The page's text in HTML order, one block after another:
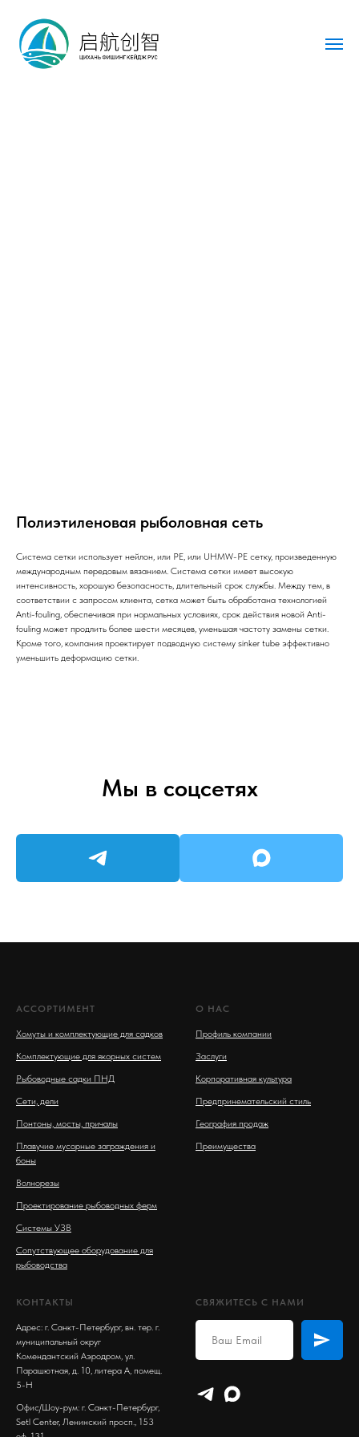
Полиэтиленовая рыболовная сеть
Система сетки использует нейлон, или PE, или UHMW-PE сетку, произведенную
международным передовым вязанием. Система сетки имеет высокую
интенсивность, хорошую безопасность, длительный срок службы. Между тем, в
соответствии с запросом клиента, сетка может быть обработана технологией
Anti-fouling, обеспечивая при нормальных условиях, срок действия новой Anti-
fouling может продлить более шести месяцев, уменьшая частоту замены сетки.
Кроме того, компания проектирует подводную систему sinker tube эффективно
уменьшить деформацию сетки.
Мы в соцсетях
АССОРТИМЕНТ
Хомуты и комплектующие для садков
Комплектующие для якорных систем
Рыбоводные садки ПНД
Сети, дели
Понтоны, мосты, причалы
Плавучие мусорные заграждения и
боны
Волнорезы
Проектирование рыбоводных ферм
Системы УЗВ
Сопутствующее оборудование для
рыбоводства
О НАС
Профиль компании
Заслуги
Корпоративная культура
Предпринемательский стиль
География продаж
Преимущества
КОНТАКТЫ
Адрес: г. Санкт-Петербург, вн. тер. г.
муниципальный округ
Комендантский Аэродром, ул.
Парашютная, д. 10, литера А, помещ.
5-Н
Офис/Шоу-рум: г. Санкт-Петербург,
Setl Center, Ленинский просп., 153
СВЯЖИТЕСЬ С НАМИ